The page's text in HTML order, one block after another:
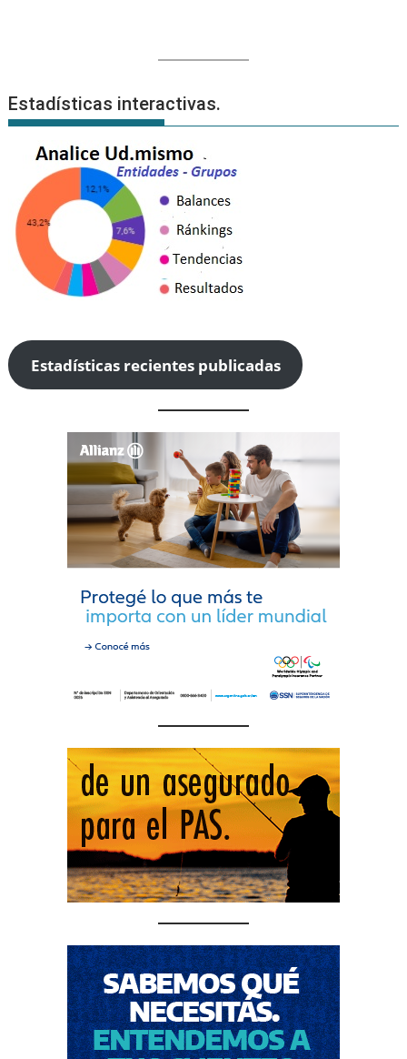
Estadísticas interactivas.
Estadísticas recientes publicadas